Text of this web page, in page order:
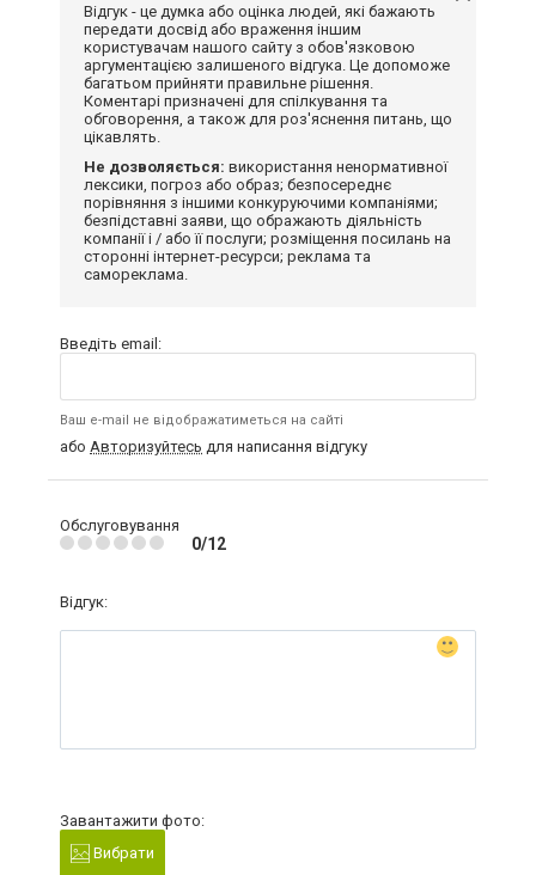
Відгук - це думка або оцінка людей, які бажають
передати досвід або враження іншим
користувачам нашого сайту з обов'язковою
аргументацією залишеного відгука. Це допоможе
багатьом прийняти правильне рішення.
Коментарі призначені для спілкування та
обговорення, а також для роз'яснення питань, що
цікавлять.
Не дозволяється: використання ненормативної
лексики, погроз або образ; безпосереднє
порівняння з іншими конкуруючими компаніями;
безпідставні заяви, що ображають діяльність
компанії і / або її послуги; розміщення посилань на
сторонні інтернет-ресурси; реклама та
самореклама.
Введіть email:
Ваш e-mail не відображатиметься на сайті
або Авторизуйтесь для написання відгуку
Обслуговування
0/12
Відгук:
Завантажити фото:
Вибрати